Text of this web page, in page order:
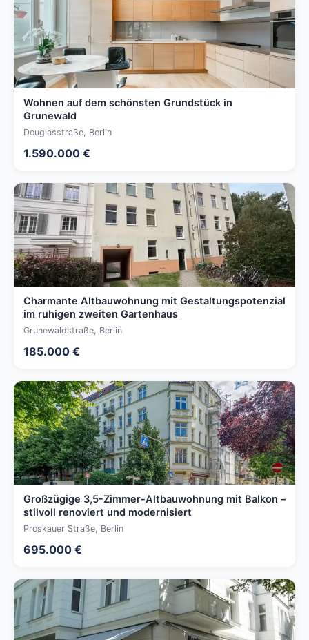
Wohnen auf dem schönsten Grundstück in
Grunewald
Douglasstraße, Berlin
1.590.000 €
Charmante Altbauwohnung mit Gestaltungspotenzial
im ruhigen zweiten Gartenhaus
Grunewaldstraße, Berlin
185.000 €
Großzügige 3,5-Zimmer-Altbauwohnung mit Balkon –
stilvoll renoviert und modernisiert
Proskauer Straße, Berlin
695.000 €